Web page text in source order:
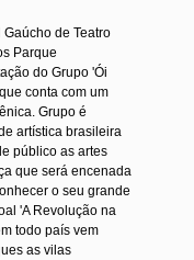
de Teatro
Parque
do Grupo 'Ói
conta com um
Grupo é
artística brasileira
público as artes
que será encenada
o seu grande
'A Revolução na
todo país vem
as vilas